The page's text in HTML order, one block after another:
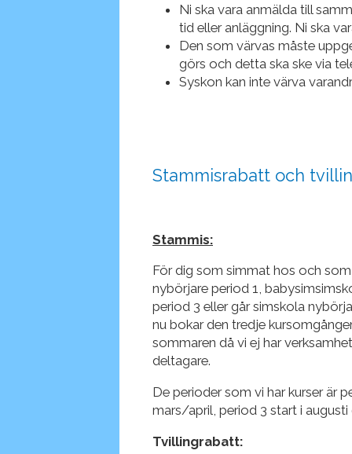
Ni ska vara anmälda till
tid eller anläggning. Ni ska
Den som värvas måste
görs och detta ska ske via
Syskon kan inte värva
Stammisrabatt och
Stammis:
För dig som simmat hos och
nybörjare period 1,
period 3 eller går simskola
nu bokar den tredje
sommaren då vi ej har
deltagare.
De perioder som vi har kurser är
mars/april, period 3 start i
Tvillingrabatt: